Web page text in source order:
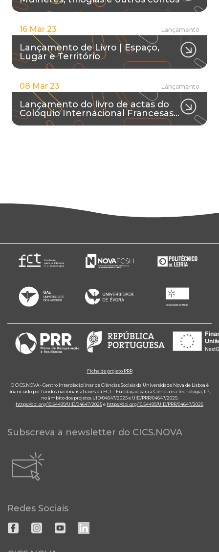
16 Mar 23 Lançamento
Lançamento de Livro | Espaço,
Lugar e Território
08 Mar 23 Lançamento
Lançamento do livro de actas do
Colóquio Internacional Francesas…
Ficha de projeto PRR
O CICS.NOVA - Centro Interdisciplinar de Ciências Sociais da Universidade Nova de Lisboa é
financiado por fundos nacionais através da FCT – Fundação para a Ciência e a Tecnologia, I.P.,
no âmbito dos projetos UID/04647/2025 e UID/PRR/04647/2025.
https://doi.org/10.54499/UID/04647/2025e https://doi.org/10.54499/UID/PRR/04647/2025
Subscreva a newsletter do CICS.NOVA
Redes Sociais